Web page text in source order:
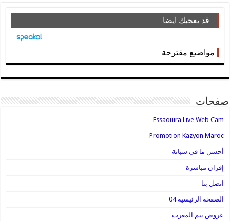
قد يعجبك ايضا
مواضيع مقترحة
صفحات
Essaouira Live Web Cam
Promotion Kazyon Maroc
أحسن ما في سباتة
إفران مباشرة
اتصل بنا
الصفحة الرئيسية 04
عروض بيم المغرب